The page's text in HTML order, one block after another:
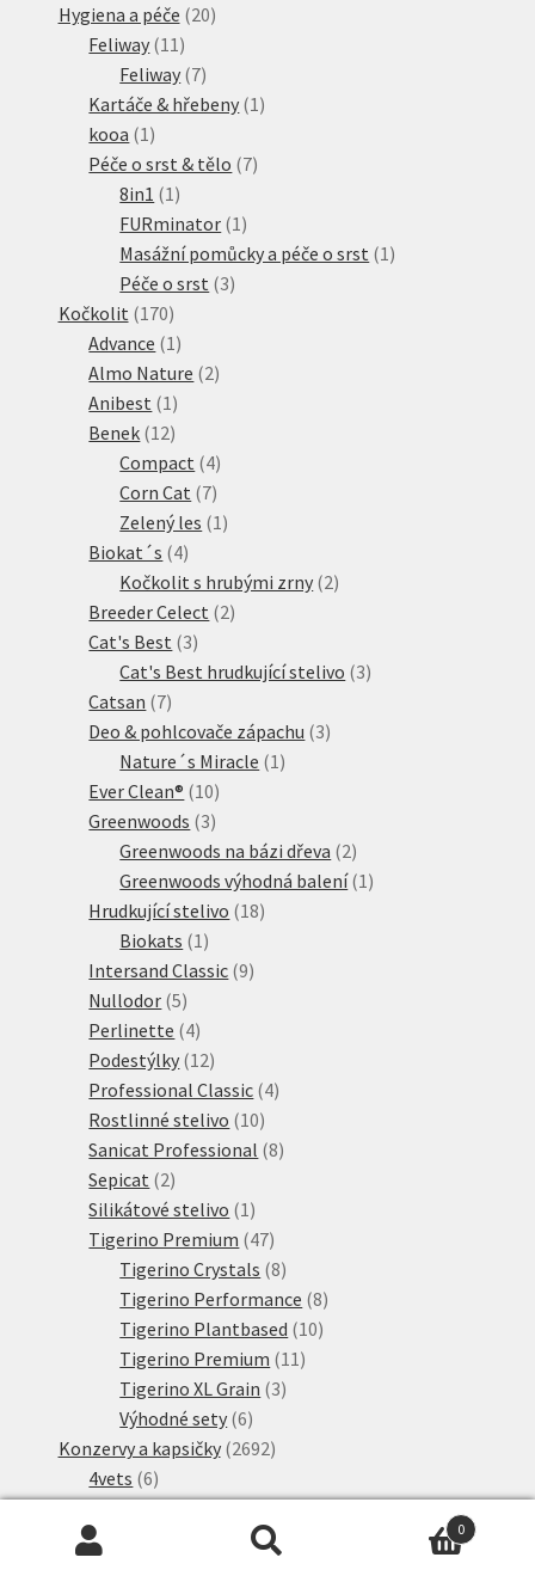
Hygiena a péče 2020
Feliway 11 11
produktů
Feliway 77
produktů
Kartáče & hřebeny 1 1
kooa 1 1
produkt
Péče o srst & tělo 77
8in1 1 1
produkt
FURminator 1 1
produkt
Masážní pomůcky a péče o srst 1 1
Péče o srst 33
Kočkolit 170170
produktů
Advance 1 1
produkt
Almo Nature 22
Anibest 1 1
produkt
Benek 1212
produktů
Compact 44
produkty
Corn Cat 77
produktů
Zelený les 1 1
Biokat´s 44
produkty
Kočkolit s hrubými zrny 22
Breeder Celect 22
Cat's Best 33
produkty
Cat's Best hrudkující stelivo 33
Catsan 77
produktů
Deo & pohlcovače zápachu 33
Nature´s Miracle 1 1
Ever Clean® 1010
produktů
Greenwoods 33
produkty
Greenwoods na bázi dřeva 22
produkty
Greenwoods výhodná balení 1 1
Hrudkující stelivo 1818
Biokats 1 1
produkt
Intersand Classic 99
Nullodor 55
produktů
Perlinette 44
produkty
Podestýlky 1212
produktů
Professional Classic 44
Rostlinné stelivo 1010
produktů
Sanicat Professional 88
Sepicat 22
produkty
Silikátové stelivo 1 1
produkt
Tigerino Premium 4747
produktů
Tigerino Crystals 88
produktů
Tigerino Performance 88
produktů
Tigerino Plantbased 1010
Tigerino Premium 11 11
Tigerino XL Grain 33
Výhodné sety 66
produktů
Konzervy a kapsičky 26922692
4vets 66
produktů
Advance 77
produktů
Almo Nature 0